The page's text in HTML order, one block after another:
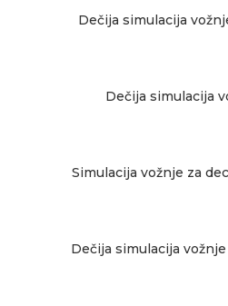
Dečija simulacija
Dečija simulacija
Simulacija vožnje za
Dečija simulacija